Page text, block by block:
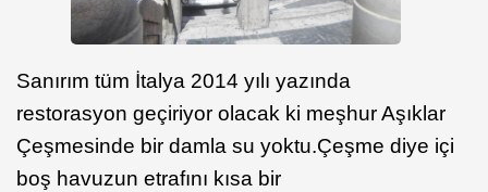
Sanırım tüm İtalya 2014 yılı yazında
restorasyon geçiriyor olacak ki meşhur Aşıklar
Çeşmesinde bir damla su yoktu.Çeşme diye içi
boş havuzun etrafını kısa bir